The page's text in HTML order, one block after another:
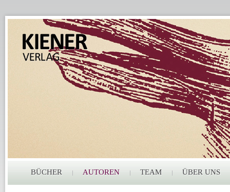
BÜCHER AUTOREN TEAM ÜBER UNS